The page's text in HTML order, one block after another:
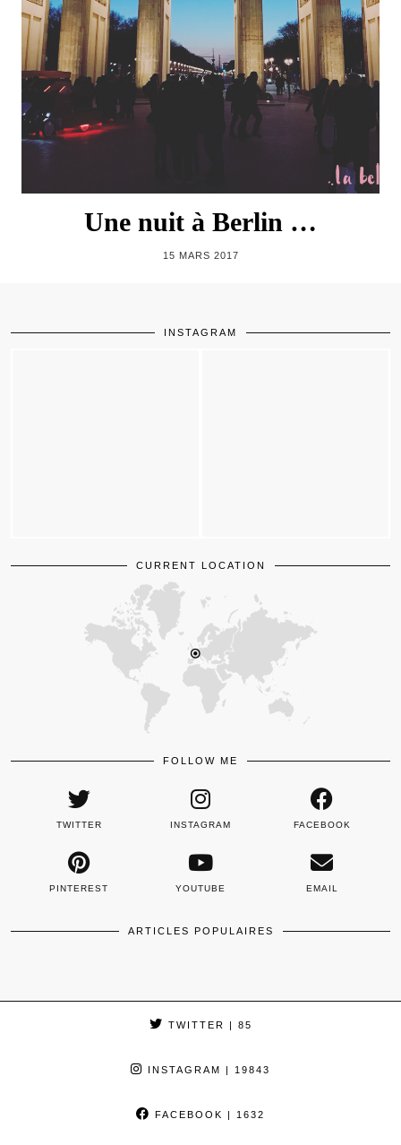
Une nuit à Berlin …
15 MARS 2017
INSTAGRAM
CURRENT LOCATION
FOLLOW ME
TWITTER INSTAGRAM FACEBOOK
PINTEREST YOUTUBE EMAIL
ARTICLES POPULAIRES
TWITTER | 85
INSTAGRAM | 19843
FACEBOOK | 1632